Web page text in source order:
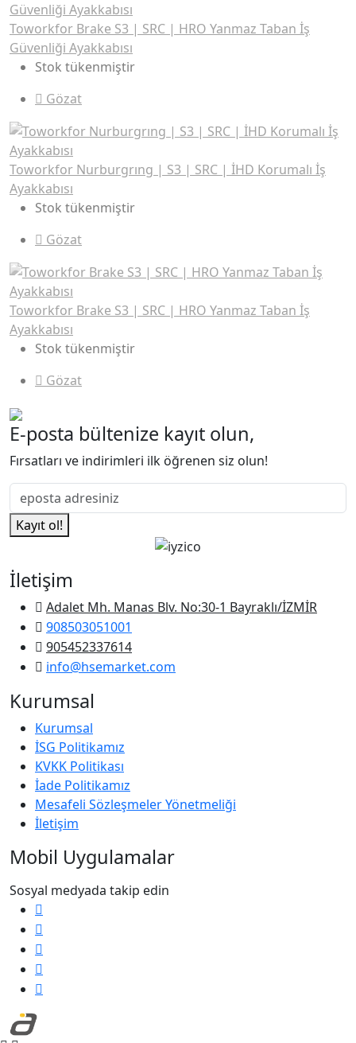
Toworkfor Brake S3 | SRC | HRO Yanmaz Taban İş
Güvenliği Ayakkabısı
Stok tükenmiştir
Gözat
Toworkfor Nurburgrıng | S3 | SRC | İHD Korumalı İş
Ayakkabısı
Stok tükenmiştir
Gözat
Toworkfor Brake S3 | SRC | HRO Yanmaz Taban İş
Ayakkabısı
Stok tükenmiştir
Gözat
E-posta bültenize kayıt olun,
Fırsatları ve indirimleri ilk öğrenen siz olun!
Kayıt ol!
İletişim
Adalet Mh. Manas Blv. No:30-1 Bayraklı/İZMİR
908503051001
905452337614
info@hsemarket.com
Kurumsal
Kurumsal
İSG Politikamız
KVKK Politikası
İade Politikamız
Mesafeli Sözleşmeler Yönetmeliği
İletişim
Mobil Uygulamalar
Sosyal medyada takip edin